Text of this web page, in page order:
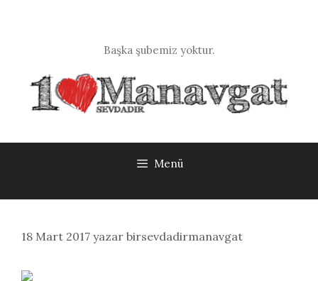
Başka şubemiz yoktur.
Menü
18 Mart 2017 yazar birsevdadirmanavgat